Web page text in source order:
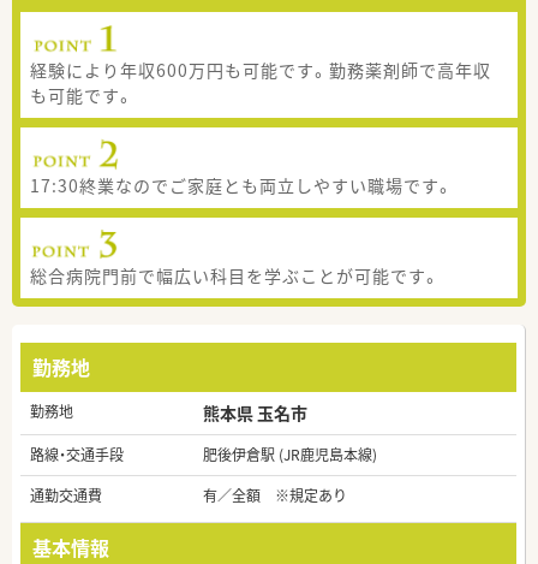
経験により年収600万円も可能です。勤務薬剤師で高年収
も可能です。
17:30終業なのでご家庭とも両立しやすい職場です。
総合病院門前で幅広い科目を学ぶことが可能です。
勤務地
勤務地 熊本県 玉名市
路線・交通手段
肥後伊倉駅 (JR鹿児島本線)
通勤交通費
有／全額 ※規定あり
基本情報